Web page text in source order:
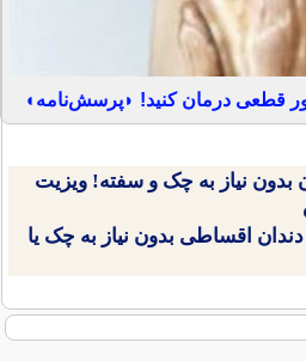
قطعی درمان کنید! ◗پرسش‌نامه◖
بدون نیاز به چک و سفته! ویزیت
دندان اقساطی بدون نیاز به چک یا